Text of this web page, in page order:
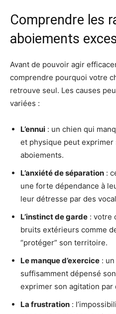
Comprendre les
aboiements
Avant de pouvoir agir
comprendre pourquoi votre
retrouve seul. Les causes
variées :
L’ennui : un chien qui
et physique peut exprimer
aboiements.
L’anxiété de séparation :
une forte dépendance à
leur détresse par des
L’instinct de garde : votre
bruits extérieurs comme
“protéger” son territoire.
Le manque d’exercice :
suffisamment dépensé
exprimer son agitation par
La frustration :